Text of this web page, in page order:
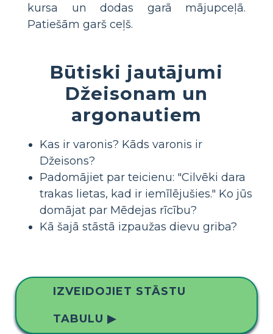
kursa un dodas garā mājupceļā.
Patiešām garš ceļš.
Būtiski jautājumi
Džeisonam un
argonautiem
Kas ir varonis? Kāds varonis ir
Džeisons?
Padomājiet par teicienu: "Cilvēki dara
trakas lietas, kad ir iemīlējušies." Ko jūs
domājat par Mēdejas rīcību?
Kā šajā stāstā izpaužas dievu griba?
IZVEIDOJIET STĀSTU
TABULU ▶